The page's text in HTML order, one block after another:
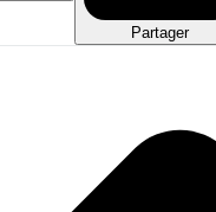
Partager